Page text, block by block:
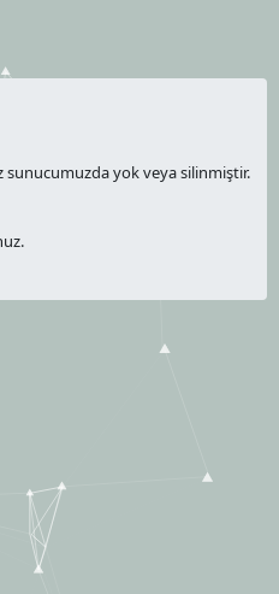
sunucumuzda yok veya silinmiştir.